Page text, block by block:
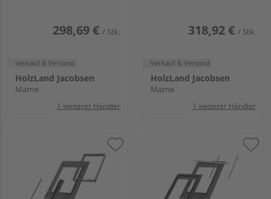
298,69 € / Stk.
Verkauf & Versand
HolzLand Jacobsen
Marne
1 weiterer Händler
318,92 € / Stk.
Verkauf & Versand
HolzLand Jacobsen
Marne
1 weiterer Händler